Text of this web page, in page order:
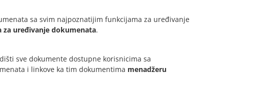
sa svim najpoznatijim funkcijama za uređivanje
za uređivanje dokumenata.
sve dokumente dostupne korisnicima sa
i linkove ka tim dokumentima menadžeru